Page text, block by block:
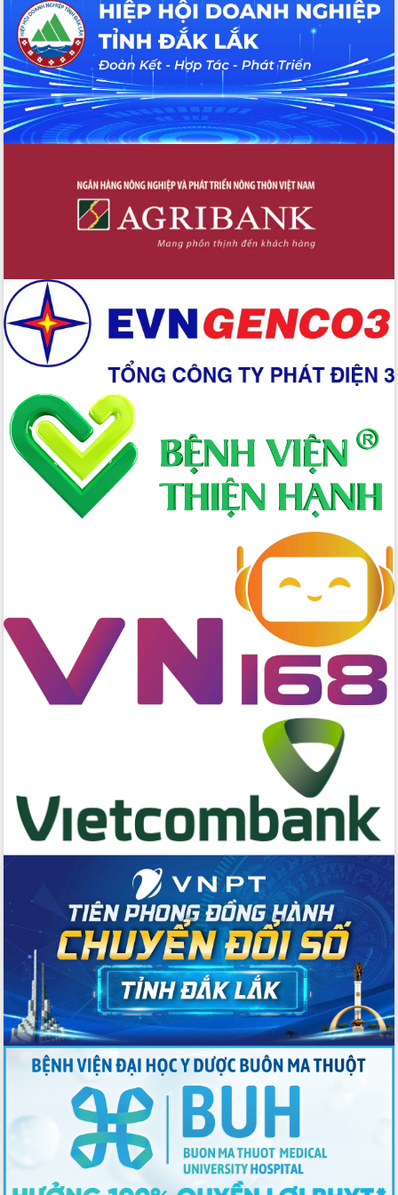
Tháo gỡ những vướng mắc, đẩy mạnh
công tác cải cách thủ tục hành chính
tại Trung tâm Phục vụ hành chính
công tỉnh
Đắk Lắk: Tôn vinh 46 giải pháp tại Hội
thi Sáng tạo Kỹ thuật 2024 - 2025
Đắk Lắk rà soát, điều chỉnh Đề án 190
Trương Công Thái kiểm tra thực địa
Dự án cao tốc Khánh Hòa - Buôn Ma
Định vị cà phê Việt Nam như một “di
Xây dựng nông thôn mới: Nâng cao đời
sống người dân từ những mô hình thiết
thực
Quyết liệt tháo gỡ vướng mắc, đẩy
nhanh tiến độ các dự án trọng điểm
trong Khu kinh tế Nam Phú Yên
Hòn Yến phát triển du lịch gắn với bảo
tồn biển
Lấy ý kiến điều chỉnh Quy hoạch tỉnh
Đắk Lắk thời kỳ 2021-2030, tầm nhìn
đến năm 2050
Phát động chiến dịch 30 ngày đêm
giải phóng mặt bằng Tuyến đường bộ
Đắk Lắk ký kết thỏa thuận hợp tác về
chuyển đổi số giai đoạn 2026 – 2030
với Tập đoàn Bưu chính Viễn thông
Việt Nam
Thứ trưởng Bộ Y tế làm việc với tỉnh
Đắk Lắk về phát triển nhân lực y tế
Tập huấn ứng dụng trí tuệ nhân tạo (AI)
trong thương mại điện tử năm 2026
trao đổi thông tin trước Kỳ họp thứ
Quyết liệt cải cách hành chính, khơi
thông nguồn lực phát triển
Nâng cao hiệu lực, hiệu quả HĐND
tỉnh thông qua hiện đại hóa hành chính
Xã Ea Phê gắn cải cách hành chính với
chuyển đổi số
Phó Chủ tịch Thường trực UBND tỉnh
Hồ Thị Nguyên Thảo làm việc tại Trung
tâm Phục vụ hành chính công xã Ea
Xây dựng nền hành chính số đồng
hành cùng nông dân dân, doanh nghiệp
Giai đoạn 2026-2030, Đắk Lắk phấn
đấu có 77% xã đạt chuẩn nông thôn